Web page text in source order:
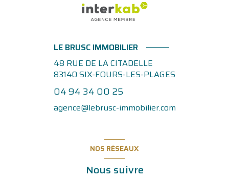
LE BRUSC IMMOBILIER
48 RUE DE LA CITADELLE
83140 SIX-FOURS-LES-PLAGES
04 94 34 00 25
agence@lebrusc-immobilier.com
NOS RÉSEAUX
Nous suivre